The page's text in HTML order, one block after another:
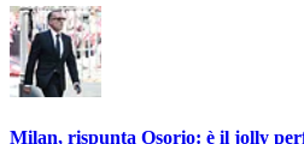
Milan, rispunta Osorio: è il jolly